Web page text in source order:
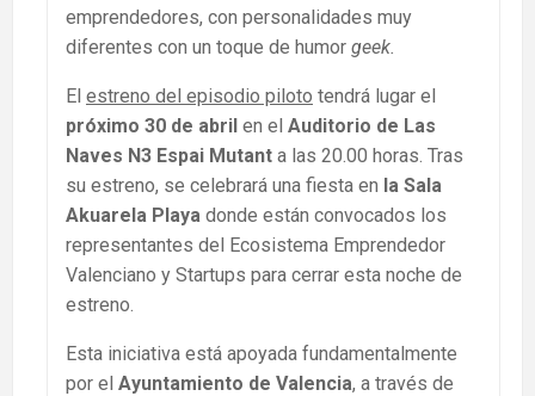
emprendedores, con personalidades muy
diferentes con un toque de humor geek.
El estreno del episodio piloto tendrá lugar el
próximo 30 de abril en el Auditorio de Las
Naves N3 Espai Mutant a las 20.00 horas. Tras
su estreno, se celebrará una fiesta en la Sala
Akuarela Playa donde están convocados los
representantes del Ecosistema Emprendedor
Valenciano y Startups para cerrar esta noche de
estreno.
Esta iniciativa está apoyada fundamentalmente
por el Ayuntamiento de Valencia, a través de